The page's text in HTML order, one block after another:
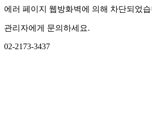
에러 페이지 웹방화벽에 의해 차단되었
관리자에게 문의하세요.
02-2173-3437